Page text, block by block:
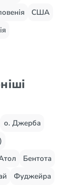
США
о. Джерба
Бентота
Фуджейра